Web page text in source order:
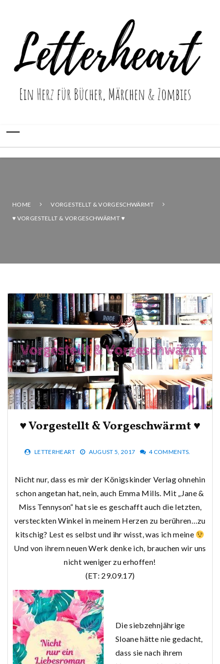
HOME
VORGESTELLT & VORGESCHWÄRMT
♥ VORGESTELLT & VORGESCHWÄRMT ♥
♥ Vorgestellt & Vorgeschwärmt ♥
LETTERHEART AUGUST 5, 2017 4 COMMENTS.
Nicht nur, dass es mir der Königskinder Verlag ohnehin
schon angetan hat, nein, auch Emma Mills. Mit „Jane &
Miss Tennyson“ hat sie es geschafft auch die letzten,
versteckten Winkel in meinem Herzen zu berühren…zu
kitschig? Lest es selbst und ihr wisst, was ich meine
Und von ihrem neuen Werk denke ich, brauchen wir uns
nicht weniger zu erhoffen!
(ET: 29.09.17)
Die siebzehnjährige
Sloane hätte nie gedacht,
dass sie nach ihrem